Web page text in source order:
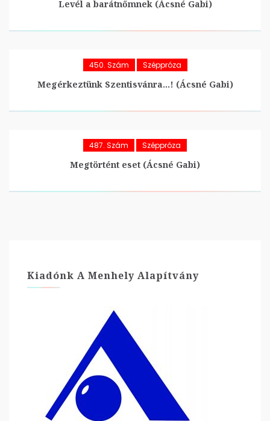
Levél a barátnőmnek (Ácsné Gabi)
450. Szám Széppróza
Megérkeztünk Szentisvánra…! (Ácsné Gabi)
487. Szám Széppróza
Megtörtént eset (Ácsné Gabi)
Kiadónk A Menhely Alapítvány